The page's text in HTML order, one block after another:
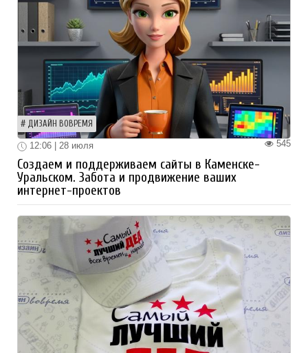
ДИЗАЙН ВОВРЕМЯ
545
12:06 | 28 июля
Создаем и поддерживаем сайты в Каменске-
Уральском. Забота и продвижение ваших
интернет-проектов